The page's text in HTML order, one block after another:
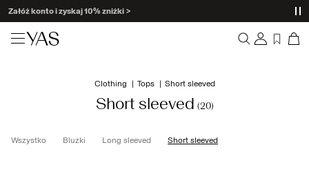
Załóż konto i zyskaj 10% zniżki >
Spis treści
Zamówienia
Lista życzeń
Clothing Tops Short sleeved
Short sleeved (20)
Wszystko Bluzki Long sleeved Short sleeved